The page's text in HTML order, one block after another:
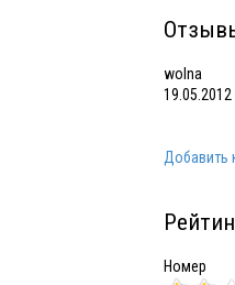
wolna
19.05.2012
Добавить
Номер